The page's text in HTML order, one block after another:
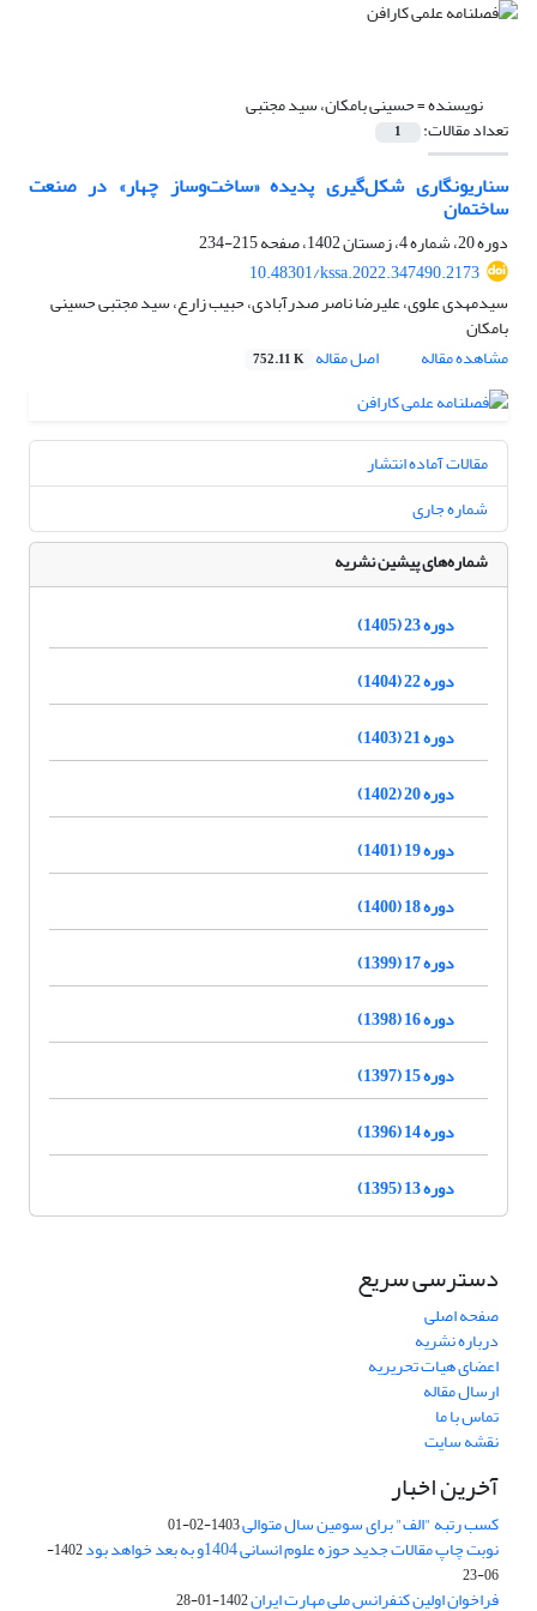
نویسنده =حسینی بامکان، سید مجتبی
تعداد مقالات: 1
سناریونگاری شکل‌گیری پدیده «ساخت‌وساز چهار» در صنعت
ساختمان
دوره 20، شماره 4، زمستان 1402، صفحه
215-234
10.48301/kssa.2022.347490.2173
سیدمهدی علوی، علیرضا ناصر صدرآبادی، حبیب زارع، سید مجتبی حسینی
بامکان
مشاهده مقاله
اصل مقاله 752.11 K
مقالات آماده انتشار
شماره جاری
شماره‌های پیشین نشریه
دوره 23 (1405)
دوره 22 (1404)
دوره 21 (1403)
دوره 20 (1402)
دوره 19 (1401)
دوره 18 (1400)
دوره 17 (1399)
دوره 16 (1398)
دوره 15 (1397)
دوره 14 (1396)
دوره 13 (1395)
دسترسی سریع
صفحه اصلی
درباره نشریه
اعضای هیات تحریریه
ارسال مقاله
تماس با ما
نقشه سایت
آخرین اخبار
کسب رتبه "الف" برای سومین سال متوالی1403-02-01
نوبت چاپ مقالات جدید حوزه علوم انسانی 1404و به بعد خواهد بود
1402-
06-23
فراخوان اولین کنفرانس ملی مهارت ایران1402-01-28